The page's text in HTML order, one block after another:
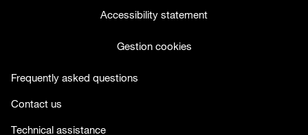
Accessibility statement
Gestion cookies
Frequently asked questions
Contact us
Technical assistance